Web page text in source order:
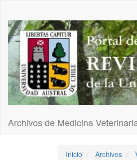
Contenido
principal
Barra
lateral
Archivos de Medicina
Inicio Archivos